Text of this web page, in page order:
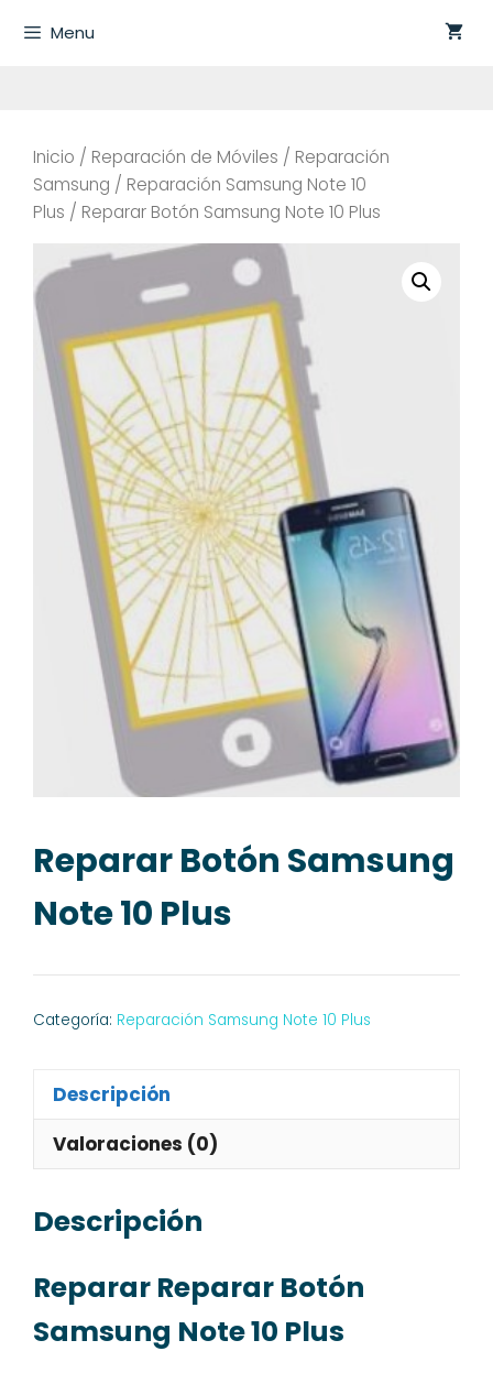
Menu
Inicio / Reparación de Móviles / Reparación
Samsung / Reparación Samsung Note 10
Plus / Reparar Botón Samsung Note 10 Plus
Reparar Botón Samsung
Note 10 Plus
Categoría: Reparación Samsung Note 10 Plus
Descripción
Valoraciones (0)
Descripción
Reparar Reparar Botón
Samsung Note 10 Plus